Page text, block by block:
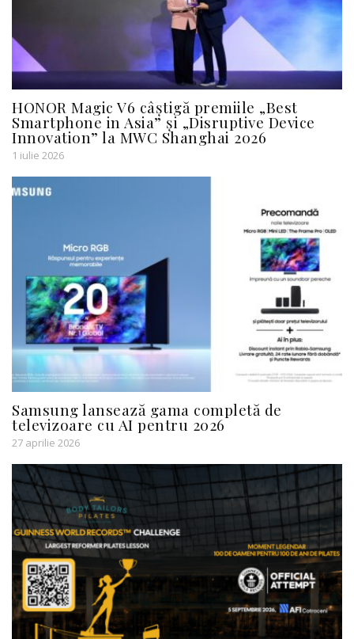
HONOR Magic V6 câștigă premiile „Best
Smartphone in Asia” și „Disruptive Device
Innovation” la MWC Shanghai 2026
1 iulie 2026
Samsung lansează gama completă de
televizoare cu AI pentru 2026
27 aprilie 2026